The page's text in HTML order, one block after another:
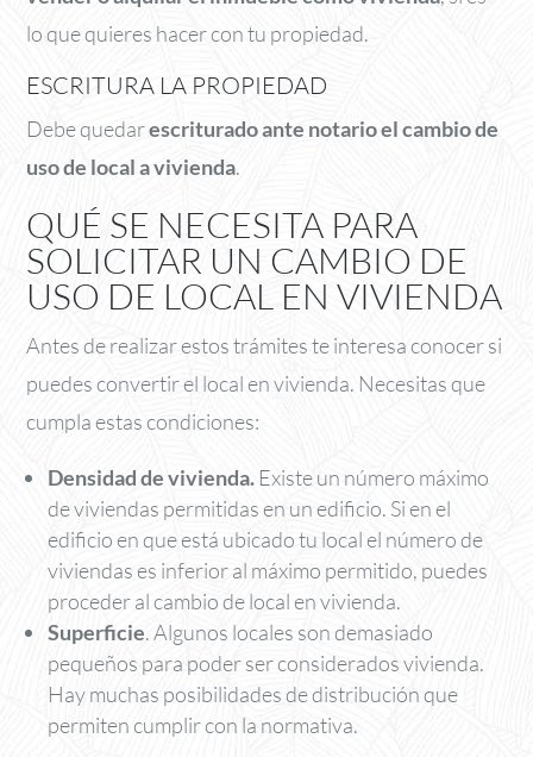
lo que quieres hacer con tu propiedad.
ESCRITURA LA PROPIEDAD
Debe quedarescriturado ante notario el cambio de
uso de local a vivienda.
QUÉ SE NECESITA PARA
SOLICITAR UN CAMBIO DE
USO DE LOCAL EN VIVIENDA
Antes de realizar estos trámites te interesa conocer si
puedes convertir el local en vivienda. Necesitas que
cumpla estas condiciones:
Densidad de vivienda.Existe un número máximo
de viviendas permitidas en un edificio. Si en el
edificio en que está ubicado tu local el número de
viviendas es inferior al máximo permitido, puedes
proceder al cambio de local en vivienda.
Superficie. Algunos locales son demasiado
pequeños para poder ser considerados vivienda.
Hay muchas posibilidades de distribución que
permiten cumplir con la normativa.